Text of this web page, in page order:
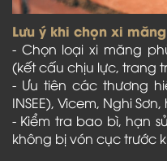
Lưu ý khi chọn xi
- Chọn loại xi măng
(kết cấu chịu lực, trang
- Ưu tiên các thương
INSEE), Vicem, Nghi
- Kiểm tra bao bì, hạn
không bị vón cục trước